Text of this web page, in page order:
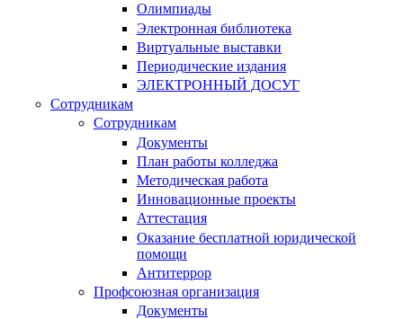
Олимпиады
Электронная библиотека
Виртуальные выставки
Периодические издания
ЭЛЕКТРОННЫЙ ДОСУГ
Сотрудникам
Сотрудникам
Документы
План работы колледжа
Методическая работа
Инновационные проекты
Аттестация
Оказание бесплатной юридической
помощи
Антитеррор
Профсоюзная организация
Документы